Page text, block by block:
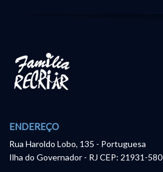
ENDEREÇO
Rua Haroldo Lobo, 135 - Portuguesa
Ilha do Governador - RJ CEP: 21931-580